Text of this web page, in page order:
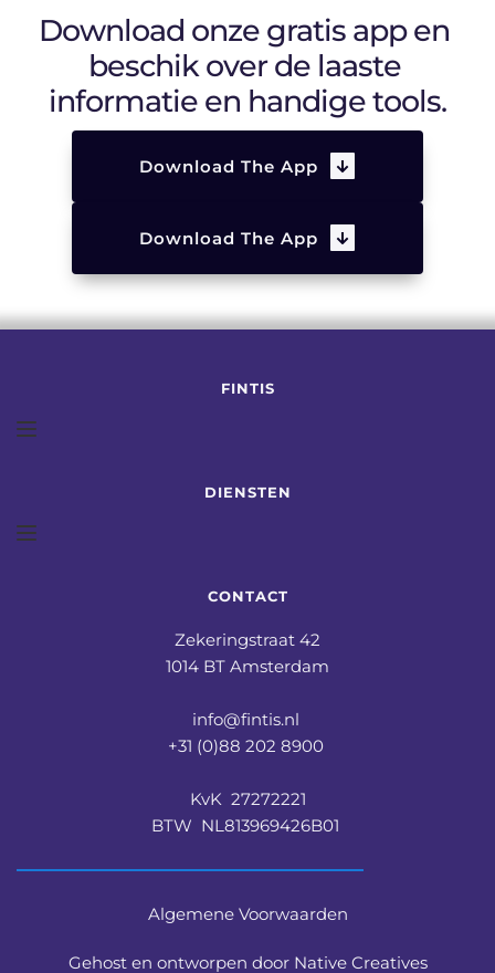
Download onze gratis app en
beschik over de laaste
informatie en handige tools.
Download The App
Download The App
FINTIS
DIENSTEN
CONTACT
Zekeringstraat 42
1014 BT Amsterdam
info@fintis.nl
+31 (0)88 202 8900
KvK  27272221
BTW  NL813969426B01
Algemene Voorwaarden
Gehost en ontworpen door Native Creatives